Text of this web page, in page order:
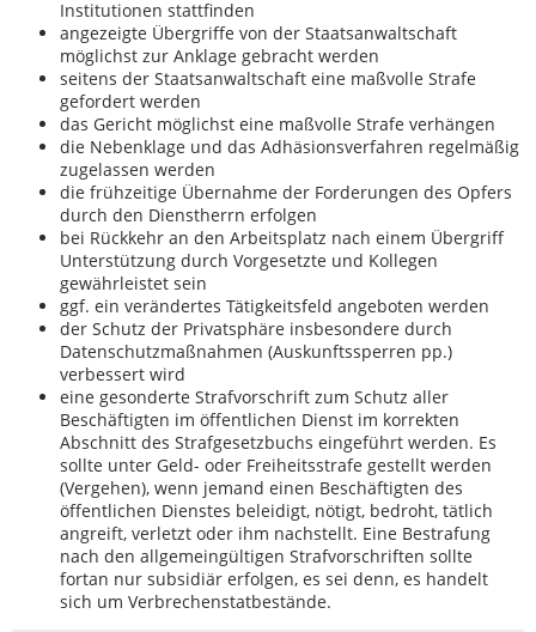
Institutionen stattfinden
angezeigte Übergriffe von der Staatsanwaltschaft
möglichst zur Anklage gebracht werden
seitens der Staatsanwaltschaft eine maßvolle Strafe
gefordert werden
das Gericht möglichst eine maßvolle Strafe verhängen
die Nebenklage und das Adhäsionsverfahren regelmäßig
zugelassen werden
die frühzeitige Übernahme der Forderungen des Opfers
durch den Dienstherrn erfolgen
bei Rückkehr an den Arbeitsplatz nach einem Übergriff
Unterstützung durch Vorgesetzte und Kollegen
gewährleistet sein
ggf. ein verändertes Tätigkeitsfeld angeboten werden
der Schutz der Privatsphäre insbesondere durch
Datenschutzmaßnahmen (Auskunftssperren pp.)
verbessert wird
eine gesonderte Strafvorschrift zum Schutz aller
Beschäftigten im öffentlichen Dienst im korrekten
Abschnitt des Strafgesetzbuchs eingeführt werden. Es
sollte unter Geld- oder Freiheitsstrafe gestellt werden
(Vergehen), wenn jemand einen Beschäftigten des
öffentlichen Dienstes beleidigt, nötigt, bedroht, tätlich
angreift, verletzt oder ihm nachstellt. Eine Bestrafung
nach den allgemeingültigen Strafvorschriften sollte
fortan nur subsidiär erfolgen, es sei denn, es handelt
sich um Verbrechenstatbestände.